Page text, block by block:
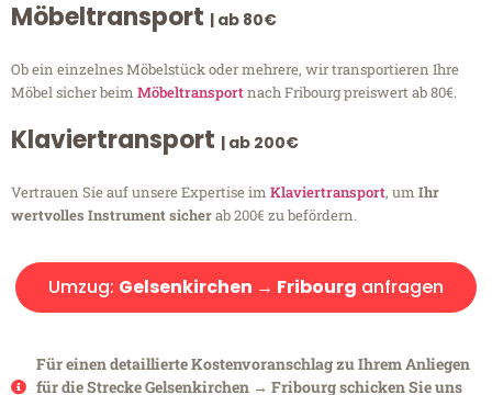
Möbeltransport | ab 80€
Ob ein einzelnes Möbelstück oder mehrere, wir transportieren Ihre
Möbel sicher beim Möbeltransportnach Fribourg preiswert ab 80€.
Klaviertransport | ab 200€
Vertrauen Sie auf unsere Expertise im Klaviertransport, um Ihr
wertvolles Instrument sicherab 200€ zu befördern.
Umzug: Gelsenkirchen → Fribourg anfragen
Für einen detaillierte Kostenvoranschlag zu Ihrem Anliegen
für die Strecke Gelsenkirchen → Fribourg schicken Sie uns